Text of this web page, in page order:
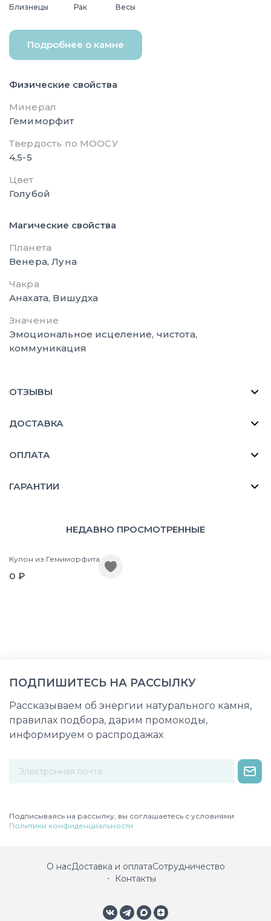
Близнецы Рак Весы
Подробнее о камне
Физические свойства
Минерал
Гемиморфит
Твердость по МООСУ
4,5-5
Цвет
Голубой
Магические свойства
Планета
Венера, Луна
Чакра
Анахата, Вишудха
Значение
Эмоциональное исцеление, чистота,
коммуникация
ОТЗЫВЫ
ДОСТАВКА
ОПЛАТА
ГАРАНТИИ
НЕДАВНО ПРОСМОТРЕННЫЕ
Кулон из Гемиморфита
0 ₽
ПОДПИШИТЕСЬ НА РАССЫЛКУ
Рассказываем об энергии натурального камня,
правилах подбора, дарим промокоды,
информируем о распродажах
Подписываясь на рассылку, вы соглашаетесь с условиями
Политики конфиденциальности
О насДоставка и оплатаСотрудничество
Контакты